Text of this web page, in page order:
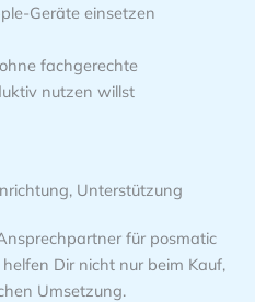
Geräte einsetzen
fachgerechte
nutzen willst
Unterstützung
für posmatic
Dir nicht nur beim Kauf,
Umsetzung.